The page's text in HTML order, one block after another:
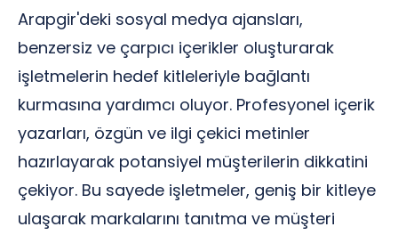
Arapgir'deki sosyal medya ajansları,
benzersiz ve çarpıcı içerikler oluşturarak
işletmelerin hedef kitleleriyle bağlantı
kurmasına yardımcı oluyor. Profesyonel içerik
yazarları, özgün ve ilgi çekici metinler
hazırlayarak potansiyel müşterilerin dikkatini
çekiyor. Bu sayede işletmeler, geniş bir kitleye
ulaşarak markalarını tanıtma ve müşteri